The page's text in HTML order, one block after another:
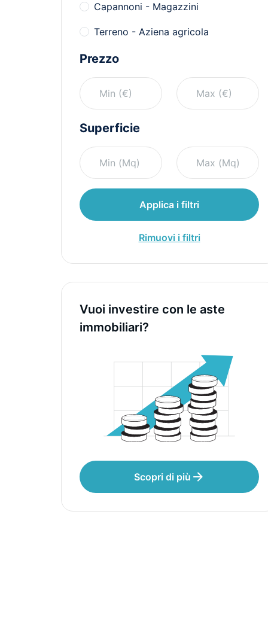
Capannoni - Magazzini
Terreno - Aziena agricola
Prezzo
Superficie
Applica i filtri
Rimuovi i filtri
Vuoi investire con le aste
immobiliari?
Scopri di più